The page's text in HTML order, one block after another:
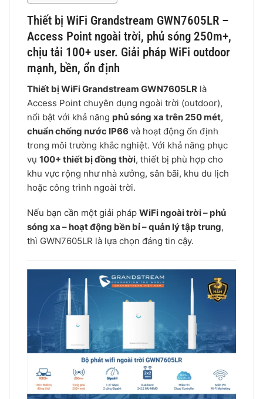
Thiết bị WiFi Grandstream GWN7605LR –
Access Point ngoài trời, phủ sóng 250m+,
chịu tải 100+ user. Giải pháp WiFi outdoor
mạnh, bền, ổn định
Thiết bị WiFi Grandstream GWN7605LR là
Access Point chuyên dụng ngoài trời (outdoor),
nổi bật với khả năng phủ sóng xa trên 250 mét,
chuẩn chống nước IP66 và hoạt động ổn định
trong môi trường khắc nghiệt. Với khả năng phục
vụ 100+ thiết bị đồng thời, thiết bị phù hợp cho
khu vực rộng như nhà xưởng, sân bãi, khu du lịch
hoặc công trình ngoài trời.
Nếu bạn cần một giải pháp WiFi ngoài trời – phủ
sóng xa – hoạt động bền bỉ – quản lý tập trung,
thì GWN7605LR là lựa chọn đáng tin cậy.